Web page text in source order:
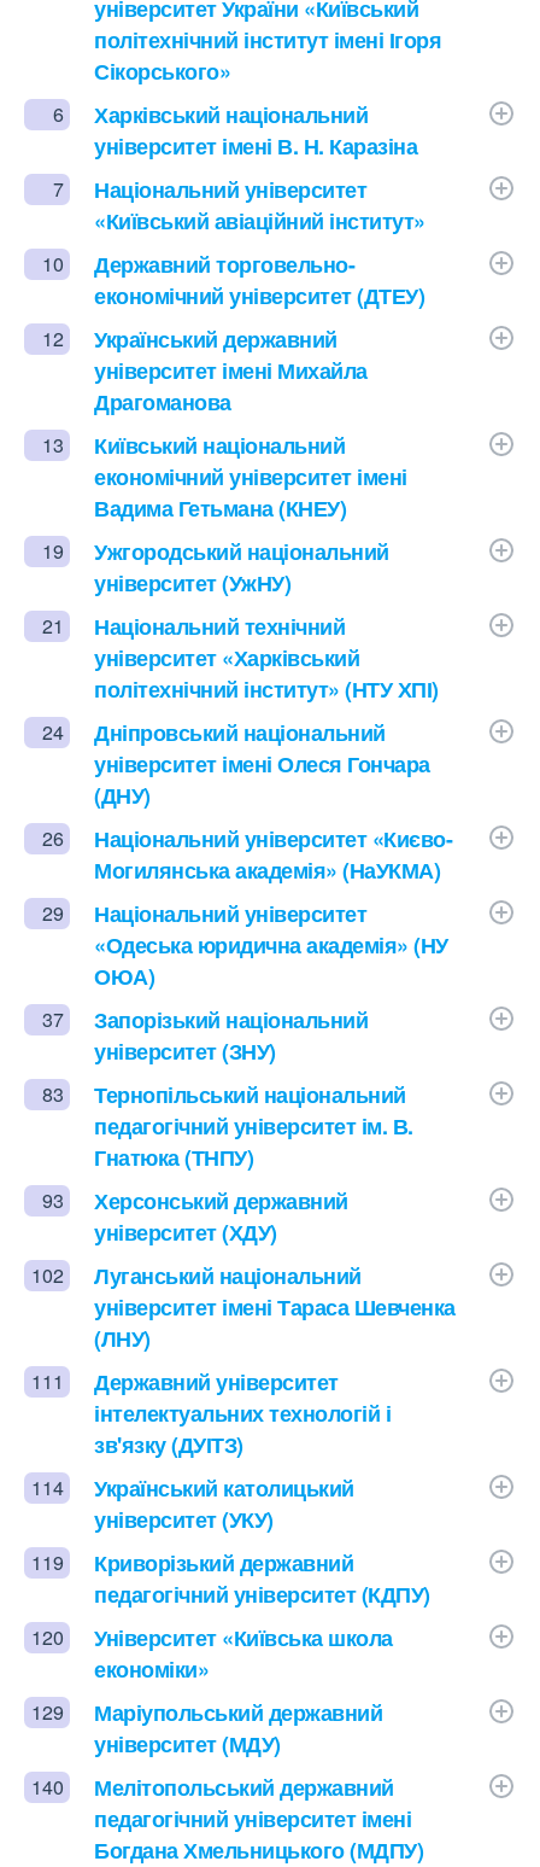
університет України «Київський
політехнічний інститут імені Ігоря
Сікорського»
6
Харківський національний
університет імені В. Н. Каразіна
7
Національний університет
«Київський авіаційний інститут»
10
Державний торговельно-
економічний університет (ДТЕУ)
12
Український державний
університет імені Михайла
Драгоманова
13
Київський національний
економічний університет імені
Вадима Гетьмана (КНЕУ)
19
Ужгородський національний
університет (УжНУ)
21
Національний технічний
університет «Харківський
політехнічний інститут» (НТУ ХПІ)
24
Дніпровський національний
університет імені Олеся Гончара
(ДНУ)
26
Національний університет «Києво-
Могилянська академія» (НаУКМА)
29
Національний університет
«Одеська юридична академія» (НУ
ОЮА)
37
Запорізький національний
університет (ЗНУ)
83
Тернопільський національний
педагогічний університет ім. В.
Гнатюка (ТНПУ)
93
Херсонський державний
університет (ХДУ)
102
Луганський національний
університет імені Тараса Шевченка
(ЛНУ)
111
Державний університет
інтелектуальних технологій і
зв'язку (ДУІТЗ)
114
Український католицький
університет (УКУ)
119
Криворізький державний
педагогічний університет (КДПУ)
120
Університет «Київська школа
економіки»
129
Маріупольський державний
університет (МДУ)
140
Мелітопольський державний
педагогічний університет імені
Богдана Хмельницького (МДПУ)